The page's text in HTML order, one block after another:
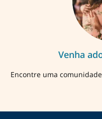
Venha
Encontre uma